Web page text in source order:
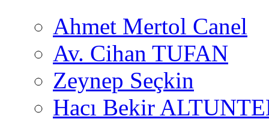
Ahmet Mertol Canel
Av. Cihan TUFAN
Zeynep Seçkin
Hacı Bekir